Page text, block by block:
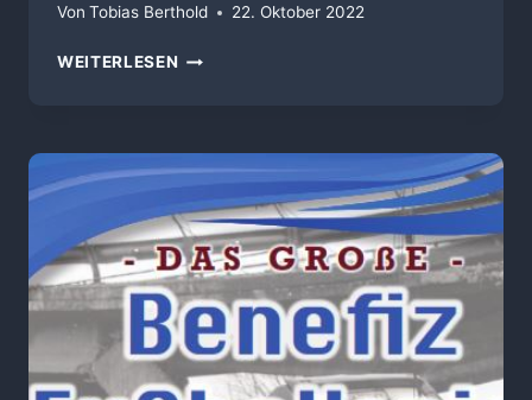
Von Tobias Berthold 22. Oktober 2022
WEITERLESEN 3.